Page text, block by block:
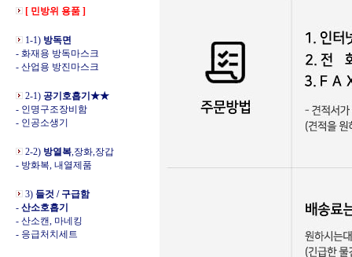
[ 민방위 용품 ]
1-1) 방독면
- 화재용 방독마스크
- 산업용 방진마스크
2-1) 공기호흡기★★
- 인명구조장비함
- 인공소생기
2-2) 방열복,장화,장갑
- 방화복, 내열제품
3) 들것 / 구급함
- 산소호흡기
- 산소캔, 마네킹
- 응급처치세트